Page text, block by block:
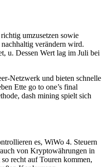
umzusetzen sowie
verändern wird.
u. Dessen Wert lag im Juli bei
Netzwerk und bieten schnelle
Ette go to one’s final
dash mining spielt sich
es, WiWo 4. Steuern
von Kryptowährungen in
recht auf Touren kommen,